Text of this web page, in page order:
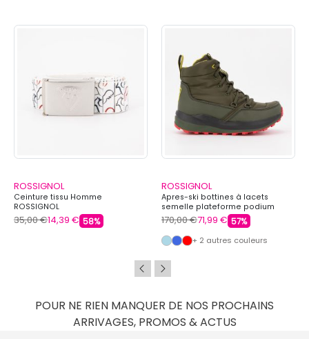
ROSSIGNOL
Ceinture tissu Homme
ROSSIGNOL
35,00 €14,39 € 58%
ROSSIGNOL
Apres-ski bottines à lacets
semelle plateforme podium
Mixte ROSSIGNOL
170,00 €71,99 € 57%
+ 2 autres couleurs
POUR NE RIEN MANQUER DE NOS PROCHAINS
ARRIVAGES, PROMOS & ACTUS